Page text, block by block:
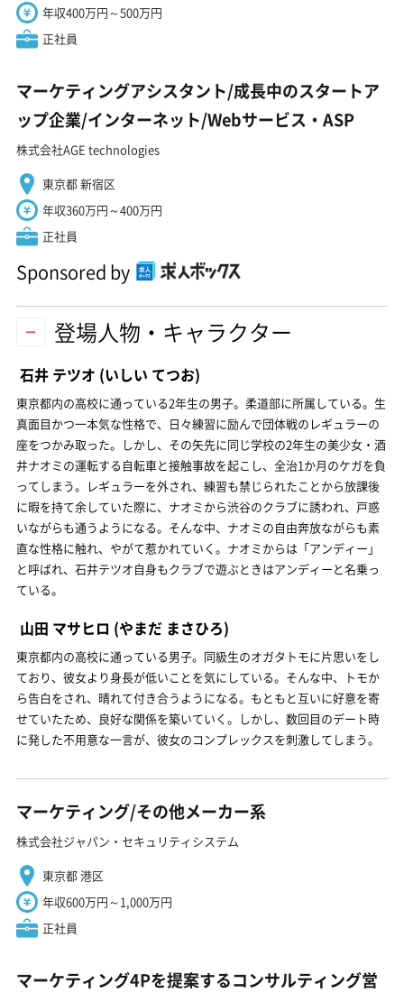
年収400万円～500万円
正社員
マーケティングアシスタント/成長中のスタートア
ップ企業/インターネット/Webサービス・ASP
株式会社AGE technologies
東京都 新宿区
年収360万円～400万円
正社員
Sponsored by
登場人物・キャラクター
石井 テツオ (いしい てつお)
東京都内の高校に通っている2年生の男子。柔道部に所属している。生
真面目かつ一本気な性格で、日々練習に励んで団体戦のレギュラーの
座をつかみ取った。しかし、その矢先に同じ学校の2年生の美少女・酒
井ナオミの運転する自転車と接触事故を起こし、全治1か月のケガを負
ってしまう。レギュラーを外され、練習も禁じられたことから放課後
に暇を持て余していた際に、ナオミから渋谷のクラブに誘われ、戸惑
いながらも通うようになる。そんな中、ナオミの自由奔放ながらも素
直な性格に触れ、やがて惹かれていく。ナオミからは「アンディー」
と呼ばれ、石井テツオ自身もクラブで遊ぶときはアンディーと名乗っ
ている。
山田 マサヒロ (やまだ まさひろ)
東京都内の高校に通っている男子。同級生のオガタトモに片思いをし
ており、彼女より身長が低いことを気にしている。そんな中、トモか
ら告白をされ、晴れて付き合うようになる。もともと互いに好意を寄
せていたため、良好な関係を築いていく。しかし、数回目のデート時
に発した不用意な一言が、彼女のコンプレックスを刺激してしまう。
マーケティング/その他メーカー系
株式会社ジャパン・セキュリティシステム
東京都 港区
年収600万円～1,000万円
正社員
マーケティング4Pを提案するコンサルティング営